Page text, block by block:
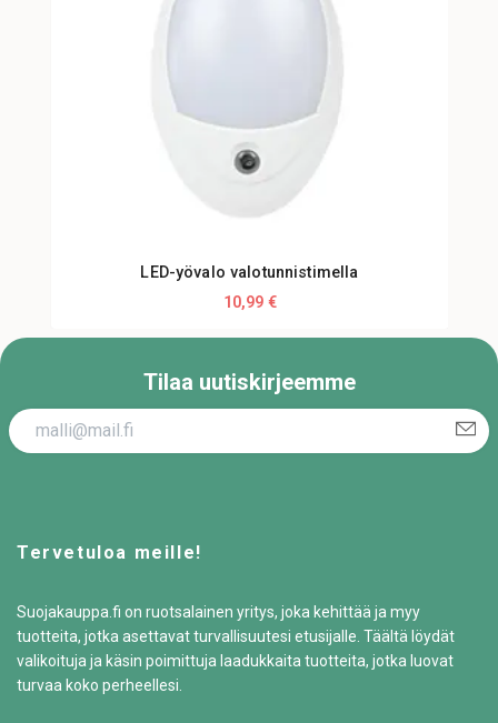
LED-yövalo valotunnistimella
10,99 €
Tilaa uutiskirjeemme
Tervetuloa meille!
Suojakauppa.fi on ruotsalainen yritys, joka kehittää ja myy
tuotteita, jotka asettavat turvallisuutesi etusijalle. Täältä löydät
valikoituja ja käsin poimittuja laadukkaita tuotteita, jotka luovat
turvaa koko perheellesi.